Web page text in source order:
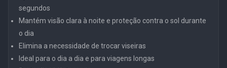
segundos
Mantém visão clara à noite e proteção contra o sol durante
o dia
Elimina a necessidade de trocar viseiras
Ideal para o dia a dia e para viagens longas